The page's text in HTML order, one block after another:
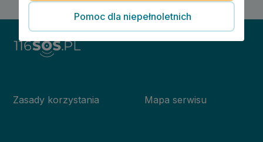
Zasady korzystania Mapa serwisu
Pomoc dla niepełnoletnich